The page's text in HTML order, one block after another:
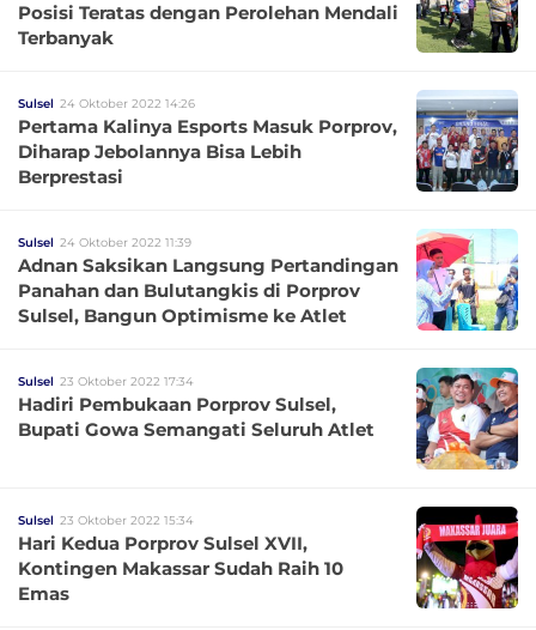
Posisi Teratas dengan Perolehan Mendali
Terbanyak
Sulsel 24 Oktober 2022 14:26
Pertama Kalinya Esports Masuk Porprov,
Diharap Jebolannya Bisa Lebih
Berprestasi
Sulsel 24 Oktober 2022 11:39
Adnan Saksikan Langsung Pertandingan
Panahan dan Bulutangkis di Porprov
Sulsel, Bangun Optimisme ke Atlet
Sulsel 23 Oktober 2022 17:34
Hadiri Pembukaan Porprov Sulsel,
Bupati Gowa Semangati Seluruh Atlet
Sulsel 23 Oktober 2022 15:34
Hari Kedua Porprov Sulsel XVII,
Kontingen Makassar Sudah Raih 10
Emas